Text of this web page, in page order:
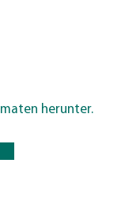
herunter.